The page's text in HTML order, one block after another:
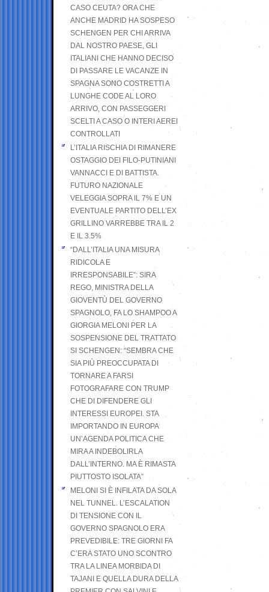
CASO CEUTA? ORA CHE
ANCHE MADRID HA SOSPESO
SCHENGEN PER CHI ARRIVA
DAL NOSTRO PAESE, GLI
ITALIANI CHE HANNO DECISO
DI PASSARE LE VACANZE IN
SPAGNA SONO COSTRETTI A
LUNGHE CODE AL LORO
ARRIVO, CON PASSEGGERI
SCELTI A CASO O INTERI AEREI
CONTROLLATI
L’ITALIA RISCHIA DI RIMANERE
OSTAGGIO DEI FILO-PUTINIANI
VANNACCI E DI BATTISTA.
FUTURO NAZIONALE
VELEGGIA SOPRA IL 7% E UN
EVENTUALE PARTITO DELL’EX
GRILLINO VARREBBE TRA IL 2
E IL 3.5%
“DALL’ITALIA UNA MISURA
RIDICOLA E
IRRESPONSABILE”: SIRA
REGO, MINISTRA DELLA
GIOVENTÙ DEL GOVERNO
SPAGNOLO, FA LO SHAMPOO A
GIORGIA MELONI PER LA
SOSPENSIONE DEL TRATTATO
SI SCHENGEN: “SEMBRA CHE
SIA PIÙ PREOCCUPATA DI
TORNARE A FARSI
FOTOGRAFARE CON TRUMP
CHE DI DIFENDERE GLI
INTERESSI EUROPEI. STA
IMPORTANDO IN EUROPA
UN’AGENDA POLITICA CHE
MIRA A INDEBOLIRLA
DALL’INTERNO. MA È RIMASTA
PIUTTOSTO ISOLATA”
MELONI SI È INFILATA DA SOLA
NEL TUNNEL. L’ESCALATION
DI TENSIONE CON IL
GOVERNO SPAGNOLO ERA
PREVEDIBILE: TRE GIORNI FA
C’ERA STATO UNO SCONTRO
TRA LA LINEA MORBIDA DI
TAJANI E QUELLA DURA DELLA